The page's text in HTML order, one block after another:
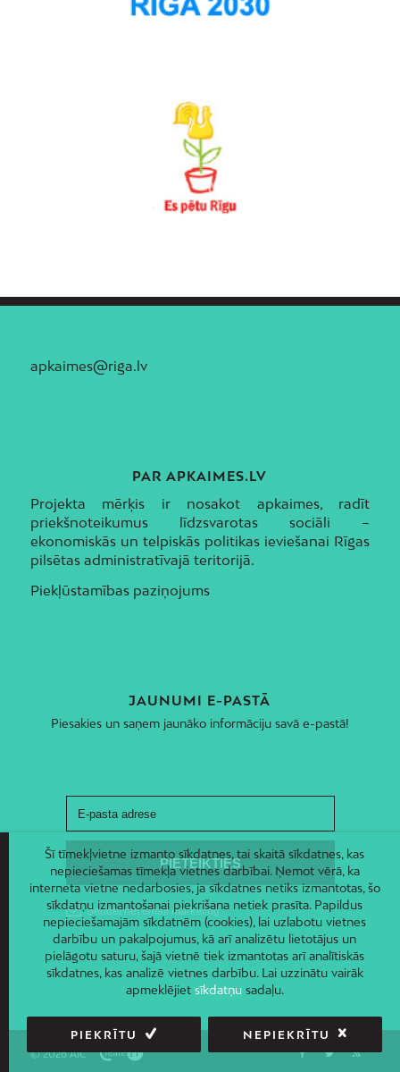
apkaimes@riga.lv
PAR APKAIMES.LV
Projekta mērķis ir nosakot apkaimes, radīt
priekšnoteikumus līdzsvarotas sociāli –
ekonomiskās un telpiskās politikas ieviešanai Rīgas
pilsētas administratīvajā teritorijā.
Piekļūstamības paziņojums
JAUNUMI E-PASTĀ
Piesakies un saņem jaunāko informāciju savā e-pastā!
© 2026 AIC
Šī tīmekļvietne izmanto sīkdatnes, tai skaitā sīkdatnes, kas
nepieciešamas tīmekļa vietnes darbībai. Ņemot vērā, ka
interneta vietne nedarbosies, ja sīkdatnes netiks izmantotas, šo
sīkdatņu izmantošanai piekrišana netiek prasīta. Papildus
nepieciešamajām sīkdatnēm (cookies), lai uzlabotu vietnes
darbību un pakalpojumus, kā arī analizētu lietotājus un
pielāgotu saturu, šajā vietnē tiek izmantotas arī analītiskās
sīkdatnes, kas analizē vietnes darbību. Lai uzzinātu vairāk
apmeklējiet sīkdatņusadaļu.
PIEKRĪTU NEPIEKRĪTU